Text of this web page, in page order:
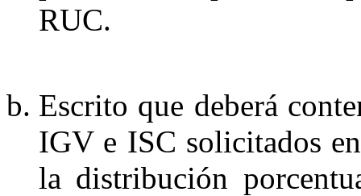
RUC.
Escrito que deberá
IGV e ISC solicitados
la distribución